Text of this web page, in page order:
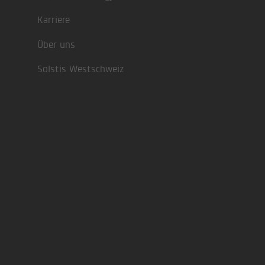
Karriere
Über uns
Solstis Westschweiz